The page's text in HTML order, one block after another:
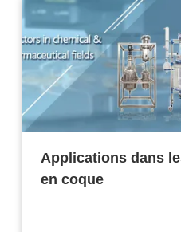
Applications dans
en coque